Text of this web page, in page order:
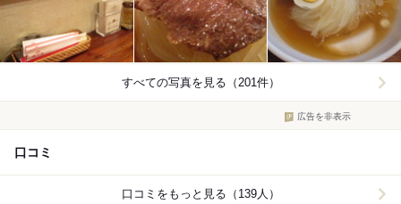
すべての写真を見る（201件）
広告を非表示
口コミ
口コミをもっと見る（139人）